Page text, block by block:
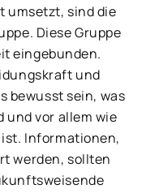
umsetzt, sind die
Diese Gruppe
eingebunden.
und
bewusst sein, was
vor allem wie
Informationen,
werden, sollten